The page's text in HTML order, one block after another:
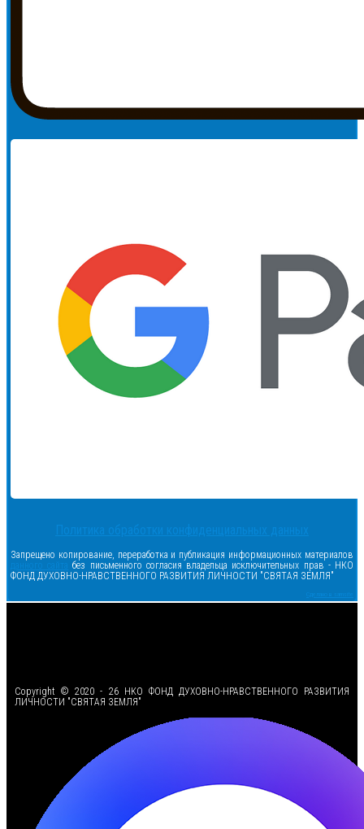
Политика обработки конфиденциальных данных
Запрещено копирование, переработка и публикация информационных материалов
данного сайта без письменного согласия владельца исключительных прав - НКО
ФОНД ДУХОВНО-НРАВСТВЕННОГО РАЗВИТИЯ ЛИЧНОСТИ "СВЯТАЯ ЗЕМЛЯ"
Сделано в samsite
Copyright © 2020 - 26 НКО ФОНД ДУХОВНО-НРАВСТВЕННОГО РАЗВИТИЯ
ЛИЧНОСТИ "СВЯТАЯ ЗЕМЛЯ"